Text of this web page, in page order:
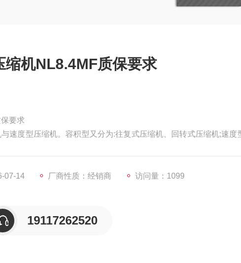
缩机NL8.4MF质保要求
要求
速度型压缩机。容积型又分为:往复式压缩机、回转式压缩机;速度
07-14 厂商性质：经销商 访问量：1099
19117262520